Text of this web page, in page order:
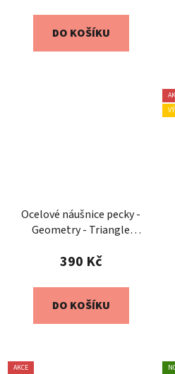
DO KOŠÍKU
Ocelové náušnice pecky -
Geometry - Triangle
390 Kč
DO KOŠÍKU
AKCE